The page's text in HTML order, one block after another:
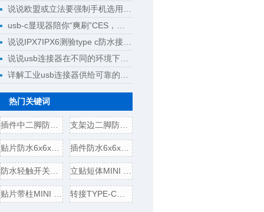
说说欧盟或立法要强制手机选用type c接口
usb-c显现器陪你“爽刷”CES，明晰解锁新科技
说说IPX7IPX6测验type c防水接口测验计划
说说usb连接器在不同的环境下运用
详解工业usb连接器供给可靠的操作
热门关键词
插件中二脚防水6x6x5轻触开 支架边二脚防水6x6x5轻触开
贴片防水6x6x5轻触开关电气 插件防水6x6x5轻触开关电气
防水轻触开关边二脚插板 立贴短体MINI USB 5P母座,带
贴片带柱MINI USB 5P公头/插 转接TYPE-C母头转USB3.0插头